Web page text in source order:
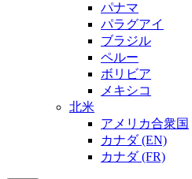
パナマ
パラグアイ
ブラジル
ペルー
ボリビア
メキシコ
北米
アメリカ合衆国
カナダ (EN)
カナダ (FR)